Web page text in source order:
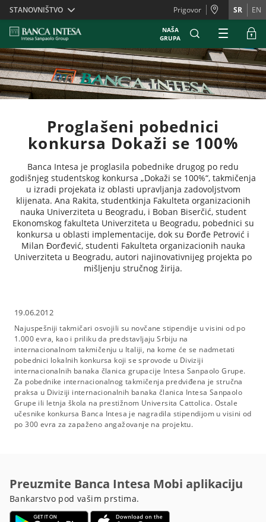
Skiplinks
STANOVNIŠTVO Prigovor SR EN
NAŠA
GRUPA
Proglašeni pobednici
konkursa Dokaži se 100%
Banca Intesa je proglasila pobednike drugog po redu
godišnjeg studentskog konkursa „Dokaži se 100%“, takmičenja
u izradi projekata iz oblasti upravljanja zadovoljstvom
klijenata. Ana Rakita, studentkinja Fakulteta organizacionih
nauka Univerziteta u Beogradu, i Boban Biserčić, student
Ekonomskog fakulteta Univerziteta u Beogradu, pobednici su
konkursa u oblasti implementacije, dok su Đorđe Petrović i
Milan Đorđević, studenti Fakulteta organizacionih nauka
Univerziteta u Beogradu, autori najinovativnijeg projekta po
mišljenju stručnog žirija.
19.06.2012
Najuspešniji takmičari osvojili su novčane stipendije u visini od po
1.000 evra, kao i priliku da predstavljaju Srbiju na
internacionalnom takmičenju u Italiji, na kome će se nadmetati
pobednici lokalnih konkursa koji se sprovode u Diviziji
internacionalnih banaka članica grupacije Intesa Sanpaolo Grupe.
Za pobednike internacionalnog takmičenja predviđena je stručna
praksa u Diviziji internacionalnih banaka članica Intesa Sanpaolo
Grupe ili letnja škola na prestižnom Universita Cattolica. Ostale
učesnike konkursa Banca Intesa je nagradila stipendijom u visini od
po 300 evra za zapaženo angažovanje na projektu.
Preuzmite Banca Intesa Mobi aplikaciju
Bankarstvo pod vašim prstima.